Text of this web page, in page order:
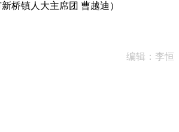
桥镇人大主席团 曹越迪）
编辑：李恒